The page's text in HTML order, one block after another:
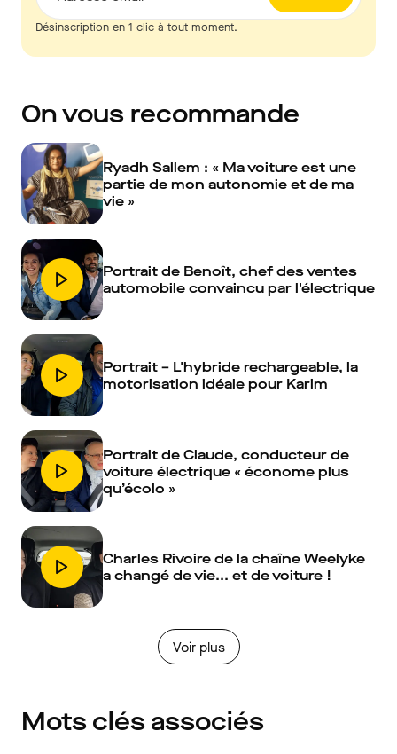
Désinscription en 1 clic à tout moment.
On vous recommande
Ryadh Sallem : « Ma voiture est une
partie de mon autonomie et de ma
vie »
Portrait de Benoît, chef des ventes
automobile convaincu par l'électrique
Portrait – L'hybride rechargeable, la
motorisation idéale pour Karim
Portrait de Claude, conducteur de
voiture électrique « économe plus
qu’écolo »
Charles Rivoire de la chaîne Weelyke
a changé de vie... et de voiture !
Voir plus
Mots clés associés